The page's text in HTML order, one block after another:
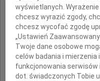
wyświetlanych.
chcesz wyrazić zgody,
chcesz wycofać zgodę
„Ustawień
Twoje dane osobowe
celów badania i
funkcjonowania serwisów
dot. świadczonych Tobie